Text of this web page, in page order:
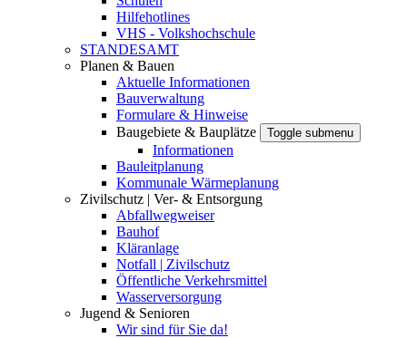
Hilfehotlines
VHS - Volkshochschule
STANDESAMT
Planen & Bauen
Aktuelle Informationen
Bauverwaltung
Formulare & Hinweise
Baugebiete & Bauplätze
Toggle submenu
Informationen
Bauleitplanung
Kommunale Wärmeplanung
Zivilschutz | Ver- & Entsorgung
Abfallwegweiser
Bauhof
Kläranlage
Notfall | Zivilschutz
Öffentliche Verkehrsmittel
Wasserversorgung
Jugend & Senioren
Wir sind für Sie da!